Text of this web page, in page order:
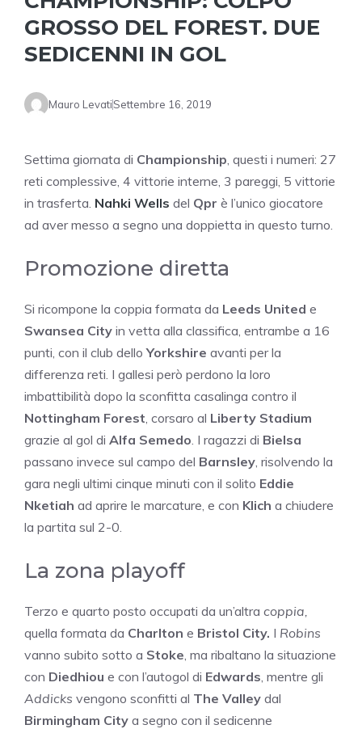
GROSSO DEL FOREST. DUE
SEDICENNI IN GOL
Mauro LevatiSettembre 16, 2019
Settima giornata di Championship, questi i numeri: 27
reti complessive, 4 vittorie interne, 3 pareggi, 5 vittorie
in trasferta. Nahki Wells del Qpr è l’unico giocatore
ad aver messo a segno una doppietta in questo turno.
Promozione diretta
Si ricompone la coppia formata da Leeds United e
Swansea City in vetta alla classifica, entrambe a 16
punti, con il club delloYorkshire avanti per la
differenza reti. I gallesi però perdono la loro
imbattibilità dopo la sconfitta casalinga contro il
Nottingham Forest, corsaro al Liberty Stadium
grazie al gol di Alfa Semedo. I ragazzi di Bielsa
passano invece sul campo del Barnsley, risolvendo la
gara negli ultimi cinque minuti con il solito Eddie
Nketiah ad aprire le marcature, e con Klich a chiudere
la partita sul 2-0.
La zona playoff
Terzo e quarto posto occupati da un’altra coppia,
quella formata da Charlton e Bristol City. I Robins
vanno subito sotto a Stoke, ma ribaltano la situazione
con Diedhiou e con l’autogol di Edwards, mentre gli
Addicks vengono sconfitti al The Valley dal
Birmingham City a segno con il sedicenne